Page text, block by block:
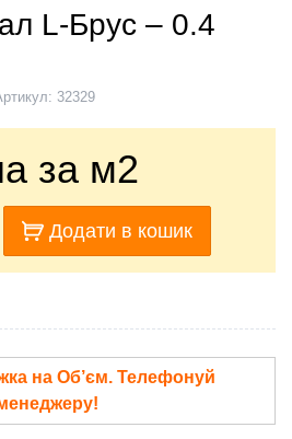
L-Брус – 0.4
32329
за м2
Додати в кошик
на Об’єм. Телефонуй